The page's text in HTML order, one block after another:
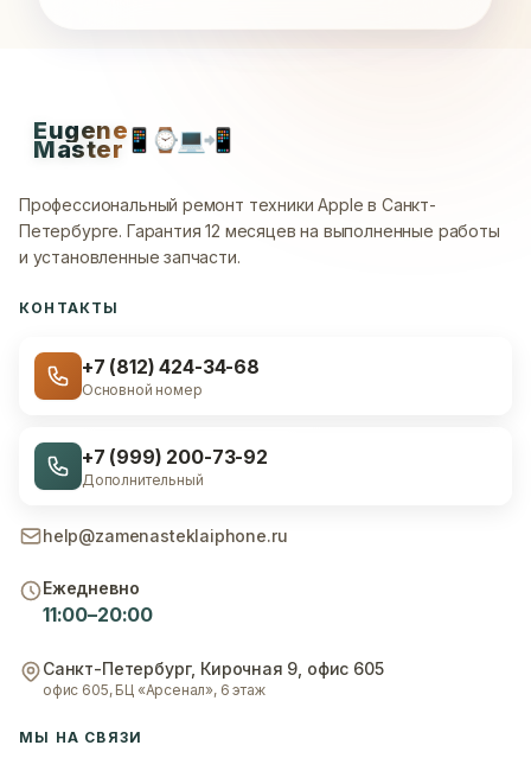
Eugene
Master📱 ⌚💻📲
Профессиональный ремонт техники Apple в Санкт-
Петербурге. Гарантия 12 месяцев на выполненные работы
и установленные запчасти.
КОНТАКТЫ
+7 (812) 424-34-68
Основной номер
+7 (999) 200-73-92
Дополнительный
help@zamenasteklaiphone.ru
Ежедневно
11:00–20:00
Санкт-Петербург, Кирочная 9, офис 605
офис 605, БЦ «Арсенал», 6 этаж
МЫ НА СВЯЗИ